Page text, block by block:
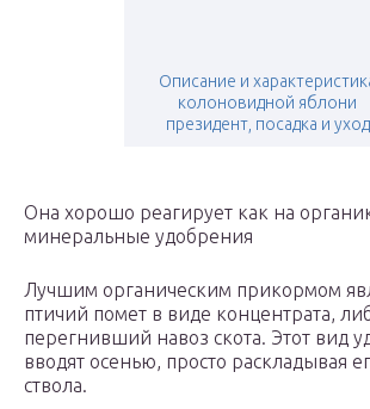
Описание и
колоновидной яблони
президент, посадка и уход
Она хорошо реагирует как на
минеральные удобрения
Лучшим органическим прикормом
птичий помет в виде концентрата,
перегнивший навоз скота. Этот вид
вводят осенью, просто раскладывая
ствола.